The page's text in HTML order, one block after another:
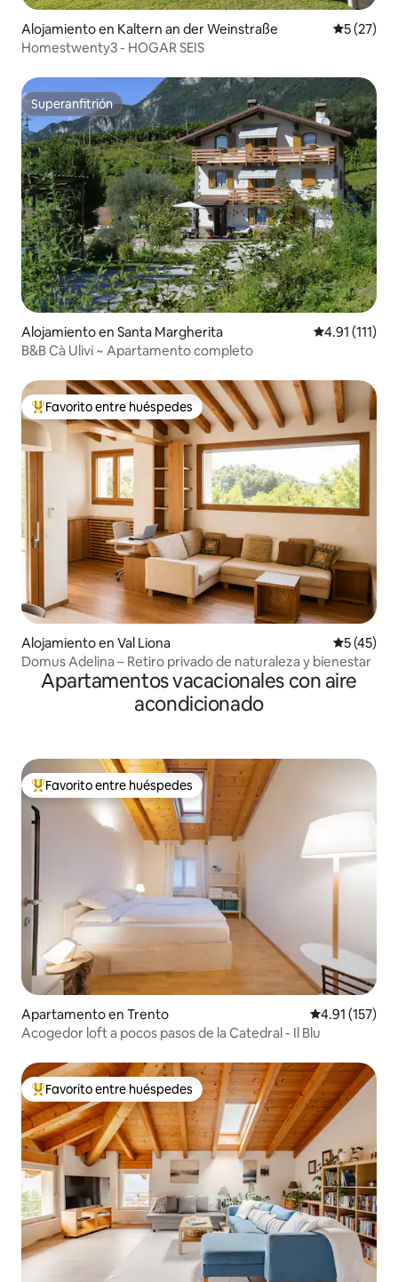
Alojamiento en Kaltern an der Weinstraße
5 (27)
Homestwenty3 - HOGAR SEIS
Superanfitrión
Superanfitrión
Alojamiento en Santa Margherita Calificación
4.91 (111)
B&B Cà Ulivi ~ Apartamento completo
Favorito entre huéspedes preferido
Favorito entre huéspedes
Alojamiento en Val Liona
5 (45)
Domus Adelina – Retiro privado de naturaleza y bienestar
Apartamentos vacacionales con aire
acondicionado
Favorito entre huéspedes preferido
Favorito entre huéspedes
Apartamento en Trento Calificación
4.91 (157)
Acogedor loft a pocos pasos de la Catedral - Il Blu
Favorito entre huéspedes preferido
Favorito entre huéspedes